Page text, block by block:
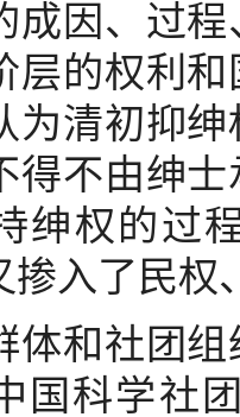
成因、过
层的权利
为清初抑
得不由绅
绅权的过
掺入了民权
和社团组
国科学社